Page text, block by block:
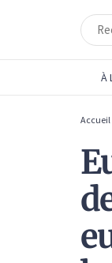
À
Accueil